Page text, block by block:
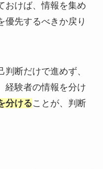
おけば、情報を集め
優先するべきか戻り
断だけで進めず、
経験者の情報を分け
分けることが、判断